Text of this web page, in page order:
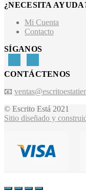
¿NECESITA
Mi Cuenta
Contacto
SÍGANOS
CONTÁCTENOS
📧
© Escrito Está 2021
Sitio diseñado y